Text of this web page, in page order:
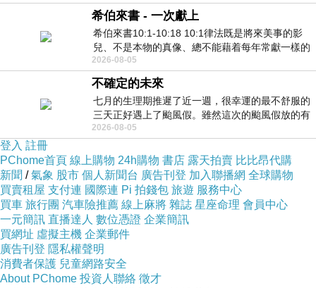
希伯來書 - 一次獻上
希伯來書10:1-10:18 10:1律法既是將來美事的影
兒、不是本物的真像、總不能藉着每年常獻一樣的
祭物、叫那近前來的人得以完全。 10
2026-08-05
不確定的未來
七月的生理期推遲了近一週，很幸運的最不舒服的
三天正好遇上了颱風假。雖然這次的颱風假放的有
點虛，因為風雨不大，但這也是最想要的
2026-08-05
登入 註冊
PChome首頁 線上購物 24h購物 書店 露天拍賣 比比昂代購
新聞 /氣象 股市 個人新聞台 廣告刊登 加入聯播網 全球購物
買賣租屋 支付連 國際連 Pi 拍錢包 旅遊 服務中心
買車 旅行團 汽車險推薦 線上麻將 雜誌 星座命理 會員中心
一元簡訊 直播達人 數位憑證 企業簡訊
買網址 虛擬主機 企業郵件
廣告刊登 隱私權聲明
消費者保護 兒童網路安全
About PChome 投資人聯絡 徵才